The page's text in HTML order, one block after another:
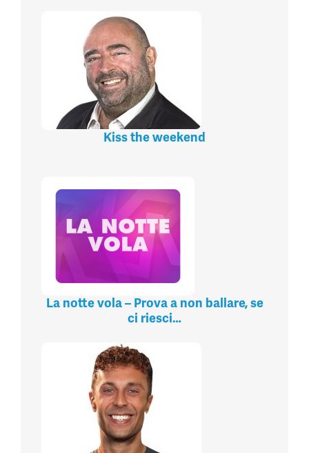
Kiss the weekend
La notte vola – Prova a non ballare, se
ci riesci…